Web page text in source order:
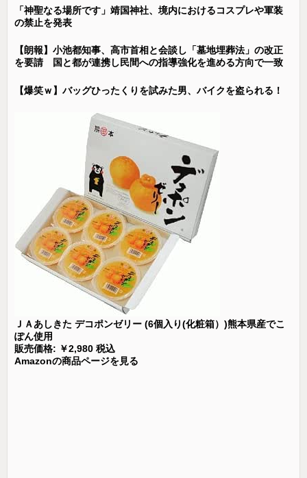
「神聖なる場所です」靖国神社、境内におけるコスプレや軍装
の禁止を発表
【朗報】小池都知事、高市首相と会談し「墓地埋葬法」の改正
を要請 国と都が連携し民間への指導強化を進める方向で一致
【爆笑ｗ】バッグひったくりを試みた男、バイクを盗られる！
ＪＡあしきた デコポンゼリー (6個入り(化粧箱）)熊本県産でこ
ぽん使用
販売価格: ￥2,980 税込
Amazonの商品ページを見る